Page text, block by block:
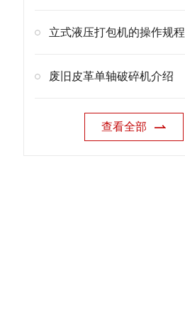
立式液压打包机的操作规程
废旧皮革单轴破碎机介绍
查看全部